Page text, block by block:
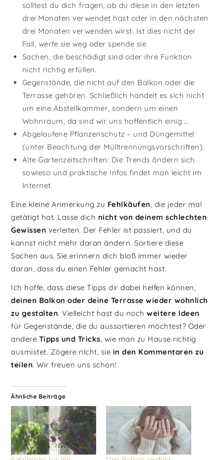
solltest du dich fragen, ob du diese in den letzten
drei Monaten verwendet hast oder in den nächsten
drei Monaten verwenden wirst. Ist dies nicht der
Fall, werfe sie weg oder spende sie.
Sachen, die beschädigt sind oder ihre Funktion
nicht richtig erfüllen.
Gegenstände, die nicht auf den Balkon oder die
Terrasse gehören. Schließlich handelt es sich nicht
um eine Abstellkammer, sondern um einen
Wohnraum, da sind wir uns hoffentlich einig …
Abgelaufene Pflanzenschutz – und Düngemittel
(unter Beachtung der Mülltrennungsvorschriften).
Alte Gartenzeitschriften: Die Trends ändern sich
sowieso und praktische Infos findet man leicht im
Internet.
Eine kleine Anmerkung zu Fehlkäufen, die jeder mal
getätigt hat. Lasse dich nicht von deinem schlechten
Gewissen verleiten. Der Fehler ist passiert, und du
kannst nicht mehr daran ändern. Sortiere diese
Sachen aus. Sie erinnern dich bloß immer wieder
daran, dass du einen Fehler gemacht hast.
Ich hoffe, dass diese Tipps dir dabei helfen können,
deinen Balkon oder deine Terrasse wieder wohnlich
zu gestalten. Vielleicht hast du nochweitere Ideen
für Gegenstände, die du aussortieren möchtest? Oder
andere Tipps und Tricks, wie man zu Hause richtig
ausmistet. Zögere nicht, sie in den Kommentaren zu
teilen. Wir freuen uns schon!
Ähnliche Beiträge